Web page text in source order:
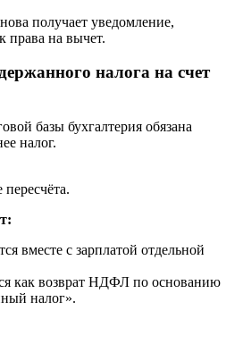
получает уведомление,
права на вычет.
налога на счет
базы бухгалтерия обязана
налог.
вместе с зарплатой отдельной
как возврат НДФЛ по основанию
налог».